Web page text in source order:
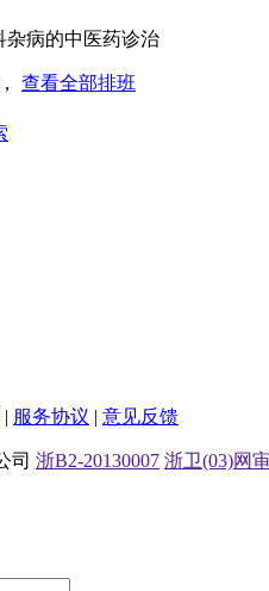
病的中医药诊治
| 服务协议 | 意见反馈